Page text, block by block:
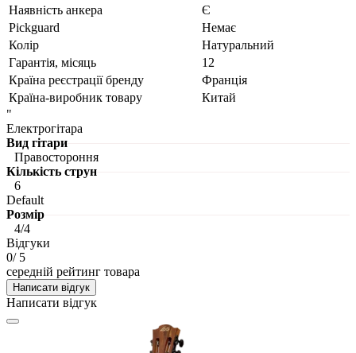
Наявність анкера
Є
Pickguard
Немає
Колір
Натуральний
Гарантія, місяць
12
Країна реєстрації бренду
Франція
Країна-виробник товару
Китай
"
Електрогітара
Вид гітари
Правостороння
Кількість струн
6
Default
Розмір
4/4
Відгуки
0/ 5
середній рейтинг товара
Написати відгук
Написати відгук